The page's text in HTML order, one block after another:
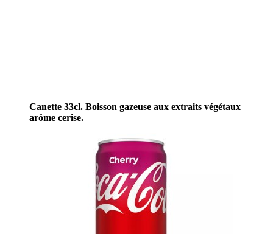
Canette 33cl. Boisson gazeuse aux extraits végétaux
arôme cerise.